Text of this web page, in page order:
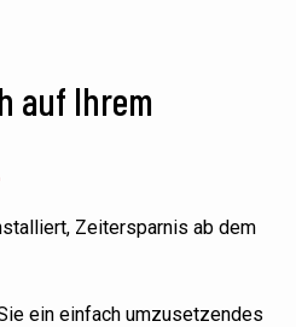
auf Ihrem
Zeitersparnis ab dem
ein einfach umzusetzendes